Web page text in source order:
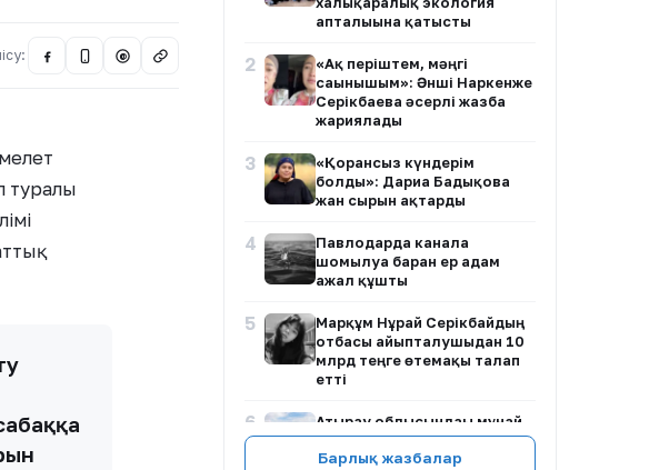
@
туралы
апталығына қатысты
2
«Ақ періштем, мәңгі
сағынышым»: Әнші Наркенже
Серікбаева әсерлі жазба
жариялады
3
«Қорғансыз күндерім
болды»: Дариға Бадықова
жан сырын ақтарды
4
Павлодарда каналға
шомылуға барған ер адам
ажал құшты
5
Марқұм Нұрай Серікбайдың
отбасы айыпталушыдан 10
млрд теңге өтемақы талап
етті
6
Атырау облысындағы мұнай
нысандарының әуе
қорғанысы құпия ма?
Барлық жазбалар